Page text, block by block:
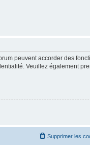
peuvent accorder des
Veuillez également
Supprimer les